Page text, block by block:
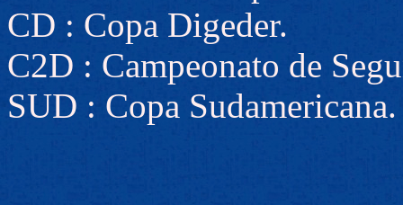
CD : Copa Digeder.
C2D : Campeonato de
SUD : Copa Sudamericana.